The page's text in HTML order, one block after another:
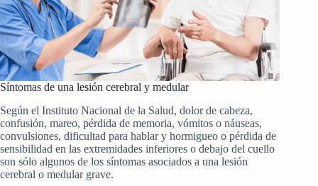
Síntomas de una lesión cerebral y medular
Según el Instituto Nacional de la Salud, dolor de cabeza,
confusión, mareo, pérdida de memoria, vómitos o náuseas,
convulsiones, dificultad para hablar y hormigueo o pérdida de
sensibilidad en las extremidades inferiores o debajo del cuello
son sólo algunos de los síntomas asociados a una lesión
cerebral o medular grave.